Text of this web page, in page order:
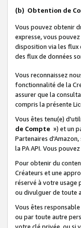
(b) Obtention de
Vous pouvez obtenir
expresse, vous
disposition via les flux
des flux de données
Vous reconnaissez
fonctionnalité de la
assurer que la
compris la présente
Vous êtes tenu(e)
de Compte ») et un
Partenaires
la PA API. Vous
Pour obtenir du
Créateurs et une
réservé à votre usage
ou divulguer de toute
Vous êtes
ou par toute autre
votre clé privée, ou si